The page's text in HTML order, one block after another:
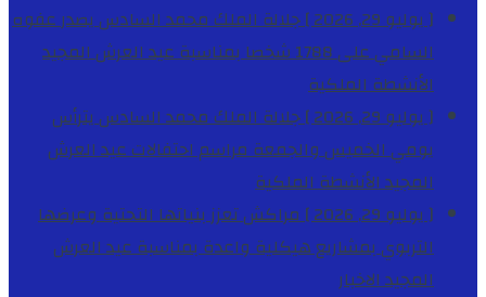
[ يوليو 29, 2026 ]
جلالة الملك محمد السادس يصدر عفوه
السامي على 1788 شخصا بمناسبة عيد العرش المجيد
الأنشطة الملكية
[ يوليو 29, 2026 ]
جلالة الملك محمد السادس يترأس
يومي الخميس والجمعة مراسم احتفالات عيد العرش
المجيدالأنشطة الملكية
[ يوليو 29, 2026 ]
مراكش تعزز بنياتها التحتية وعرضها
التربوي بمشاريع هيكلية واعدة بمناسبة عيد العرش
المجيدالاخبار